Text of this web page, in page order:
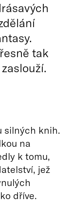
tak
silných knih.
na
k tomu,
jež
dříve.